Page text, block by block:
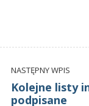
NASTĘPNY WPIS
Kolejne listy
podpisane